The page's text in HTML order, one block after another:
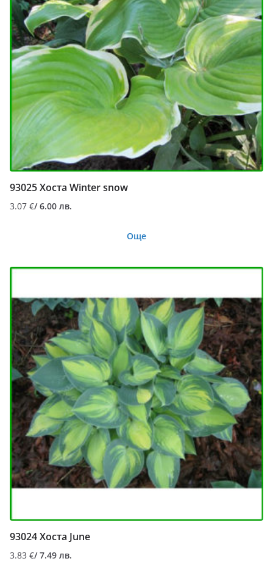
93025 Хоста Winter snow
3.07 €/ 6.00 лв.
Още
93024 Хоста June
3.83 €/ 7.49 лв.